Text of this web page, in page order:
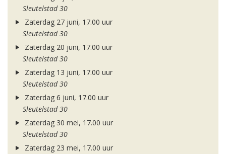
Sleutelstad 30
Zaterdag 27 juni, 17.00 uur
Sleutelstad 30
Zaterdag 20 juni, 17.00 uur
Sleutelstad 30
Zaterdag 13 juni, 17.00 uur
Sleutelstad 30
Zaterdag 6 juni, 17.00 uur
Sleutelstad 30
Zaterdag 30 mei, 17.00 uur
Sleutelstad 30
Zaterdag 23 mei, 17.00 uur